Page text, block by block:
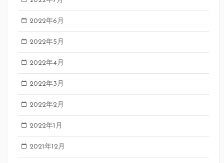
2022年6月
2022年5月
2022年4月
2022年3月
2022年2月
2022年1月
2021年12月